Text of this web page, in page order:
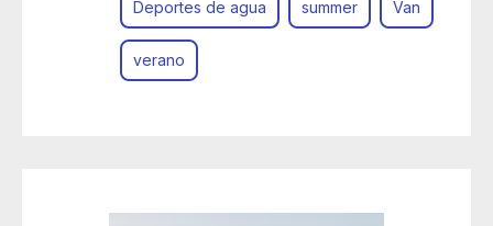
Deportes de agua summer Van
verano